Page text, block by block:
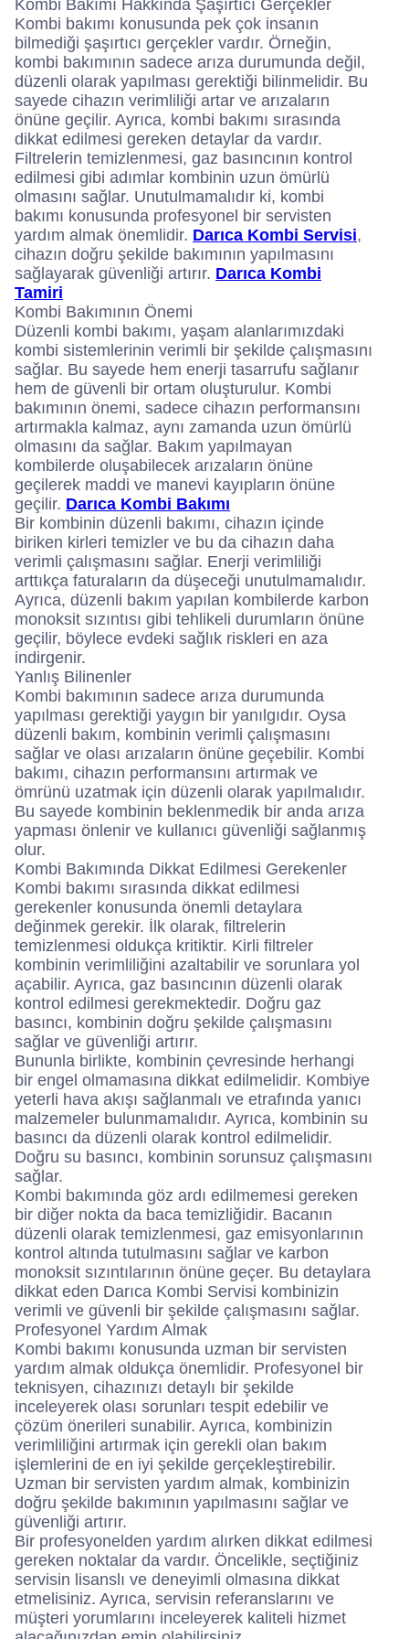
Kombi Bakımı Hakkında Şaşırtıcı Gerçekler
Kombi bakımı konusunda pek çok insanın
bilmediği şaşırtıcı gerçekler vardır. Örneğin,
kombi bakımının sadece arıza durumunda değil,
düzenli olarak yapılması gerektiği bilinmelidir. Bu
sayede cihazın verimliliği artar ve arızaların
önüne geçilir. Ayrıca, kombi bakımı sırasında
dikkat edilmesi gereken detaylar da vardır.
Filtrelerin temizlenmesi, gaz basıncının kontrol
edilmesi gibi adımlar kombinin uzun ömürlü
olmasını sağlar. Unutulmamalıdır ki, kombi
bakımı konusunda profesyonel bir servisten
yardım almak önemlidir. Darıca Kombi Servisi,
cihazın doğru şekilde bakımının yapılmasını
sağlayarak güvenliği artırır. Darıca Kombi
Tamiri
Kombi Bakımının Önemi
Düzenli kombi bakımı, yaşam alanlarımızdaki
kombi sistemlerinin verimli bir şekilde çalışmasını
sağlar. Bu sayede hem enerji tasarrufu sağlanır
hem de güvenli bir ortam oluşturulur. Kombi
bakımının önemi, sadece cihazın performansını
artırmakla kalmaz, aynı zamanda uzun ömürlü
olmasını da sağlar. Bakım yapılmayan
kombilerde oluşabilecek arızaların önüne
geçilerek maddi ve manevi kayıpların önüne
geçilir. Darıca Kombi Bakımı
Bir kombinin düzenli bakımı, cihazın içinde
biriken kirleri temizler ve bu da cihazın daha
verimli çalışmasını sağlar. Enerji verimliliği
arttıkça faturaların da düşeceği unutulmamalıdır.
Ayrıca, düzenli bakım yapılan kombilerde karbon
monoksit sızıntısı gibi tehlikeli durumların önüne
geçilir, böylece evdeki sağlık riskleri en aza
indirgenir.
Yanlış Bilinenler
Kombi bakımının sadece arıza durumunda
yapılması gerektiği yaygın bir yanılgıdır. Oysa
düzenli bakım, kombinin verimli çalışmasını
sağlar ve olası arızaların önüne geçebilir. Kombi
bakımı, cihazın performansını artırmak ve
ömrünü uzatmak için düzenli olarak yapılmalıdır.
Bu sayede kombinin beklenmedik bir anda arıza
yapması önlenir ve kullanıcı güvenliği sağlanmış
olur.
Kombi Bakımında Dikkat Edilmesi Gerekenler
Kombi bakımı sırasında dikkat edilmesi
gerekenler konusunda önemli detaylara
değinmek gerekir. İlk olarak, filtrelerin
temizlenmesi oldukça kritiktir. Kirli filtreler
kombinin verimliliğini azaltabilir ve sorunlara yol
açabilir. Ayrıca, gaz basıncının düzenli olarak
kontrol edilmesi gerekmektedir. Doğru gaz
basıncı, kombinin doğru şekilde çalışmasını
sağlar ve güvenliği artırır.
Bununla birlikte, kombinin çevresinde herhangi
bir engel olmamasına dikkat edilmelidir. Kombiye
yeterli hava akışı sağlanmalı ve etrafında yanıcı
malzemeler bulunmamalıdır. Ayrıca, kombinin su
basıncı da düzenli olarak kontrol edilmelidir.
Doğru su basıncı, kombinin sorunsuz çalışmasını
sağlar.
Kombi bakımında göz ardı edilmemesi gereken
bir diğer nokta da baca temizliğidir. Bacanın
düzenli olarak temizlenmesi, gaz emisyonlarının
kontrol altında tutulmasını sağlar ve karbon
monoksit sızıntılarının önüne geçer. Bu detaylara
dikkat eden Darıca Kombi Servisi kombinizin
verimli ve güvenli bir şekilde çalışmasını sağlar.
Profesyonel Yardım Almak
Kombi bakımı konusunda uzman bir servisten
yardım almak oldukça önemlidir. Profesyonel bir
teknisyen, cihazınızı detaylı bir şekilde
inceleyerek olası sorunları tespit edebilir ve
çözüm önerileri sunabilir. Ayrıca, kombinizin
verimliliğini artırmak için gerekli olan bakım
işlemlerini de en iyi şekilde gerçekleştirebilir.
Uzman bir servisten yardım almak, kombinizin
doğru şekilde bakımının yapılmasını sağlar ve
güvenliği artırır.
Bir profesyonelden yardım alırken dikkat edilmesi
gereken noktalar da vardır. Öncelikle, seçtiğiniz
servisin lisanslı ve deneyimli olmasına dikkat
etmelisiniz. Ayrıca, servisin referanslarını ve
müşteri yorumlarını inceleyerek kaliteli hizmet